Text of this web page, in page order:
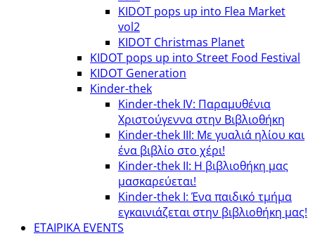
KIDOT pops up into Flea Market
vol2
KIDOT Christmas Planet
KIDOT pops up into Street Food Festival
KIDOT Generation
Kinder-thek
Kinder-thek IV: Παραμυθένια
Χριστούγεννα στην Βιβλιοθήκη
Κinder-thek III: Με γυαλιά ηλίου και
ένα βιβλίο στο χέρι!
Κinder-thek II: Η βιβλιοθήκη μας
μασκαρεύεται!
Κinder-thek I: Ένα παιδικό τμήμα
εγκαινιάζεται στην βιβλιοθήκη μας!
ΕΤΑΙΡΙΚΑ EVENTS